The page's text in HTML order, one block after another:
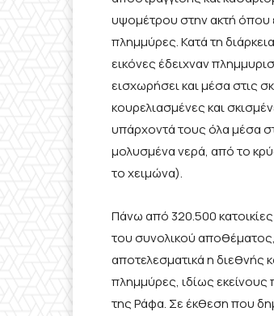
υψομέτρου στην ακτή όπου
πλημμύρες. Κατά τη
εικόνες έδειχναν
εισχωρήσει και μέσα στις
κουρελιασμένες και
υπάρχοντά τους όλα μέσα
μολυσμένα νερά, από το
το χειμώνα).
Πάνω από 320.500
του συνολικού αποθέματος,
αποτελεσματικά η διεθνής
πλημμύρες, ιδίως
της Ράφα. Σε έκθεση που